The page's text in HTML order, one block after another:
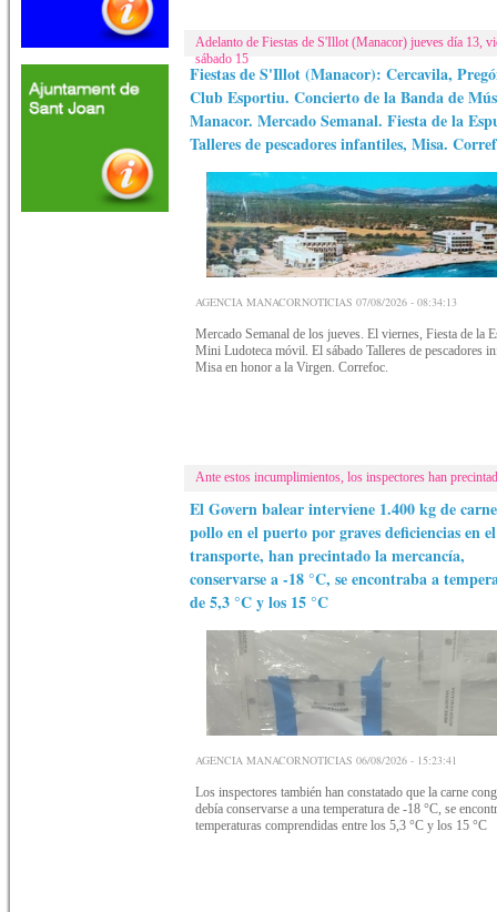
Adelanto de Fiestas de S'Illot (Manacor) jueves día 13,
sábado 15
Fiestas de S'Illot (Manacor): Cercavila,
Club Esportiu. Concierto de la Banda de
Manacor. Mercado Semanal. Fiesta de la
Talleres de pescadores infantiles, Misa.
AGENCIA MANACORNOTICIAS 07/08/2026 - 08:34:13
Mercado Semanal de los jueves. El viernes, Fiesta de la
Mini Ludoteca móvil. El sábado Talleres de pescadores
Misa en honor a la Virgen. Correfoc.
Ante estos incumplimientos, los inspectores han
El Govern balear interviene 1.400 kg de
pollo en el puerto por graves deficiencias en el
transporte, han precintado la mercancía,
conservarse a -18 °C, se encontraba a
de 5,3 °C y los 15 °C
AGENCIA MANACORNOTICIAS 06/08/2026 - 15:23:41
Los inspectores también han constatado que la carne
debía conservarse a una temperatura de -18 °C, se
temperaturas comprendidas entre los 5,3 °C y los 15 °C